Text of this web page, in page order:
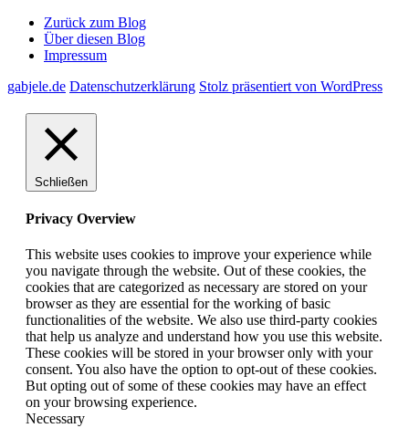
Zurück zum Blog
Über diesen Blog
Impressum
gabjele.de Datenschutzerklärung Stolz präsentiert von WordPress
Schließen
Privacy Overview
This website uses cookies to improve your experience while
you navigate through the website. Out of these cookies, the
cookies that are categorized as necessary are stored on your
browser as they are essential for the working of basic
functionalities of the website. We also use third-party cookies
that help us analyze and understand how you use this website.
These cookies will be stored in your browser only with your
consent. You also have the option to opt-out of these cookies.
But opting out of some of these cookies may have an effect
on your browsing experience.
Necessary